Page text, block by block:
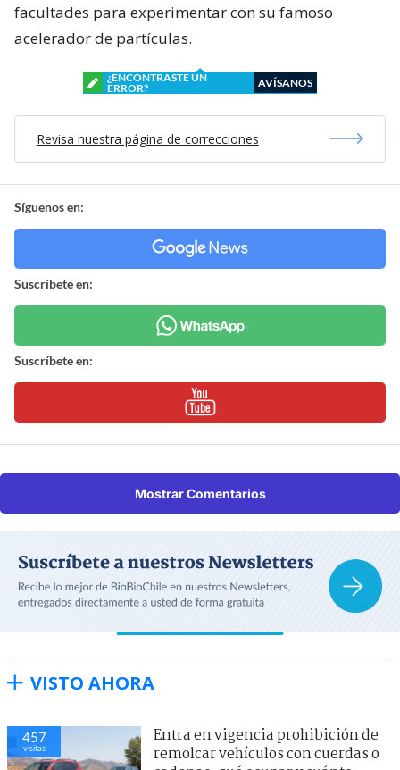
facultades para experimentar con su famoso
acelerador de partículas.
¿ENCONTRASTE UN
ERROR?
AVÍSANOS
Revisa nuestra página de correcciones
Síguenos en:
Suscríbete en:
Suscríbete en:
Mostrar Comentarios
VISTO AHORA
457
visitas
Entra en vigencia prohibición de
remolcar vehículos con cuerdas o